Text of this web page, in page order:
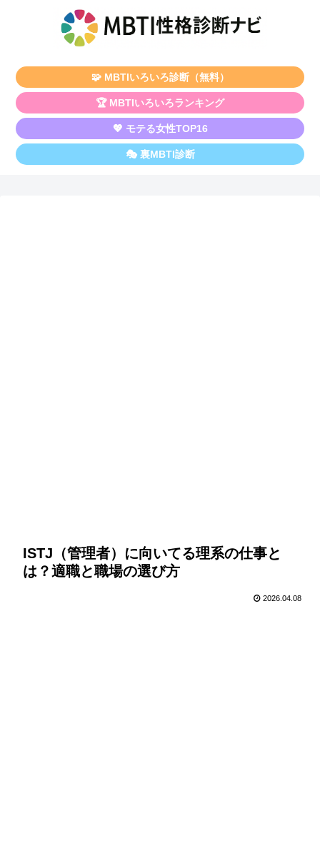
🧩 MBTIいろいろ診断（無料）
🏆 MBTIいろいろランキング
💖 モテる女性TOP16
🎭 裏MBTI診断
ISTJ（管理者）に向いてる理系の仕事と
は？適職と職場の選び方
2026.04.08